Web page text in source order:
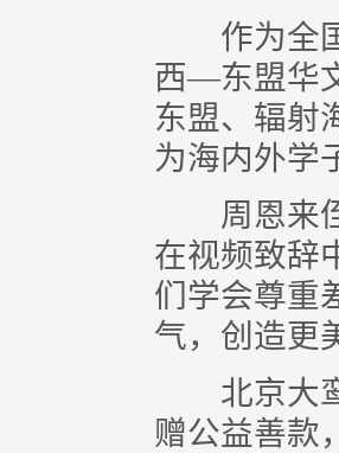
作为全国
西—东盟华
东盟、辐射
为海内外学
周恩来侄
在视频致辞
们学会尊重
气，创造更
北京大鸾
赠公益善款